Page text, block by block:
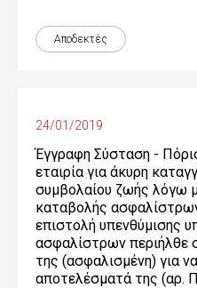
Αποδεκτές
24/01/2019
Έγγραφη Σύσταση -
εταιρία για άκυρη
συμβολαίου ζωής λόγω
καταβολής
επιστολή υπενθύμισης
ασφαλίστρων περιήλθε
της (ασφαλισμένη) για
αποτελέσματά της (αρ.